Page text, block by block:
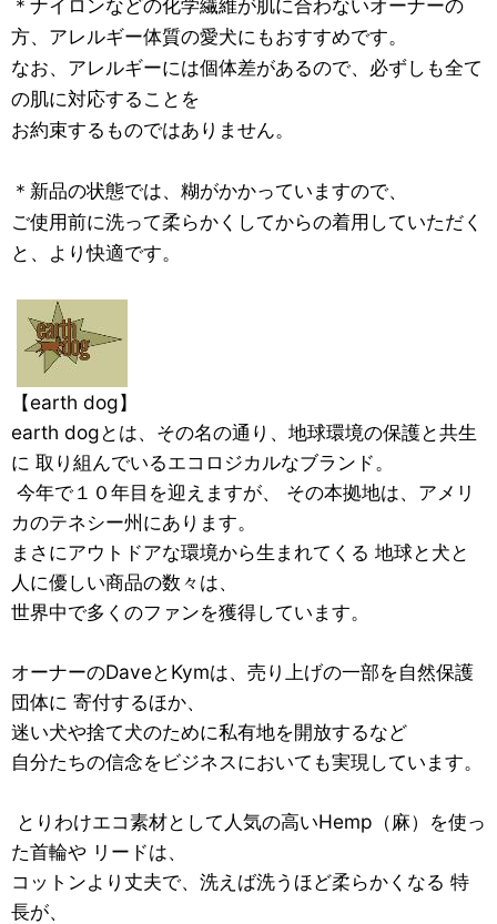
＊ナイロンなどの化学繊維が肌に合わないオーナーの
方、アレルギー体質の愛犬にもおすすめです。
なお、アレルギーには個体差があるので、必ずしも全て
の肌に対応することを
お約束するものではありません。
＊新品の状態では、糊がかかっていますので、
ご使用前に洗って柔らかくしてからの着用していただく
と、より快適です。
【earth dog】
earth dogとは、その名の通り、地球環境の保護と共生
に 取り組んでいるエコロジカルなブランド。
今年で１０年目を迎えますが、 その本拠地は、アメリ
カのテネシー州にあります。
まさにアウトドアな環境から生まれてくる 地球と犬と
人に優しい商品の数々は、
世界中で多くのファンを獲得しています。
オーナーのDaveとKymは、売り上げの一部を自然保護
団体に 寄付するほか、
迷い犬や捨て犬のために私有地を開放するなど
自分たちの信念をビジネスにおいても実現しています。
とりわけエコ素材として人気の高いHemp（麻）を使っ
た首輪や リードは、
コットンより丈夫で、洗えば洗うほど柔らかくなる 特
長が、